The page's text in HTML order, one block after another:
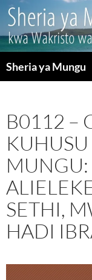
Sheria ya Mungu
B0112 –
KUHUSU
SETHI,
HADI